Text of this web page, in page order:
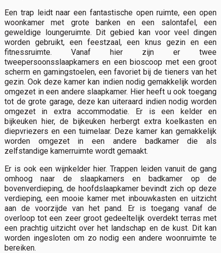
Een trap leidt naar een fantastische open ruimte, een open
woonkamer met grote banken en een salontafel, een
geweldige loungeruimte. Dit gebied kan voor veel dingen
worden gebruikt, een feestzaal, een knus gezin en een
fitnessruimte. Vanaf hier zijn er twee
tweepersoonsslaapkamers en een bioscoop met een groot
scherm en gamingstoelen, een favoriet bij de tieners van het
gezin. Ook deze kamer kan indien nodig gemakkelijk worden
omgezet in een andere slaapkamer. Hier heeft u ook toegang
tot de grote garage, deze kan uiteraard indien nodig worden
omgezet in extra accommodatie. Er is een kelder en
bijkeuken hier, de bijkeuken herbergt extra koelkasten en
diepvriezers en een tuimelaar. Deze kamer kan gemakkelijk
worden omgezet in een andere badkamer die als
zelfstandige kamerruimte wordt gemaakt.
Er is ook een wijnkelder hier. Trappen leiden vanuit de gang
omhoog naar de slaapkamers en badkamer op de
bovenverdieping, de hoofdslaapkamer bevindt zich op deze
verdieping, een mooie kamer met inbouwkasten en uitzicht
aan de voorzijde van het pand. Er is toegang vanaf de
overloop tot een zeer groot gedeeltelijk overdekt terras met
een prachtig uitzicht over het landschap en de kust. Dit kan
worden ingesloten om zo nodig een andere woonruimte te
bereiken.